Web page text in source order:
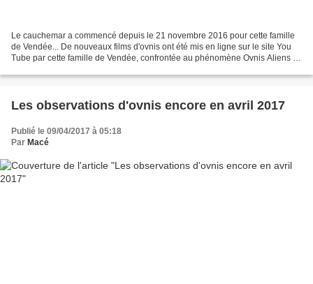
Le cauchemar a commencé depuis le 21 novembre 2016 pour cette famille
de Vendée... De nouveaux films d'ovnis ont été mis en ligne sur le site You
Tube par cette famille de Vendée, confrontée au phénomène Ovnis Aliens :
Les observations d'ovnis encore en avril 2017
Publié le 09/04/2017 à 05:18
Par Macé